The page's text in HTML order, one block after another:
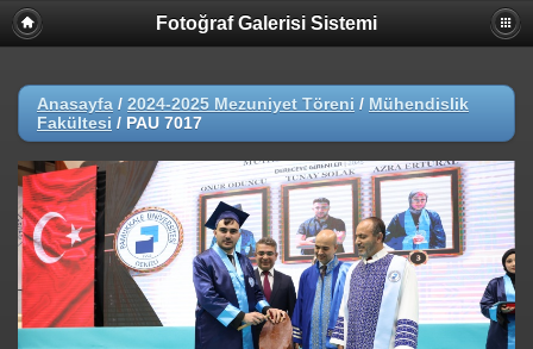
Fotoğraf Galerisi Sistemi
Anasayfa / 2024-2025 Mezuniyet Töreni / Mühendislik
Fakültesi / PAU 7017